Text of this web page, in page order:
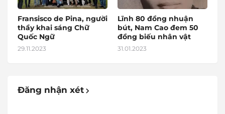
Fransisco de Pina, người
thầy khai sáng Chữ
Quốc Ngữ
29.11.2023
Lĩnh 80 đồng nhuận
bút, Nam Cao đem 50
đồng biếu nhân vật
31.01.2023
Đăng nhận xét